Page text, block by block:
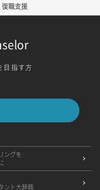
復職支援
目指す方
ングを
ント大辞典